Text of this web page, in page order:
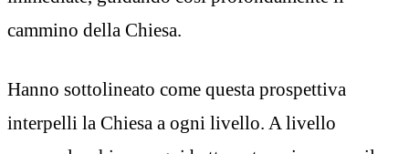
cammino della Chiesa.
Hanno sottolineato come questa prospettiva
interpelli la Chiesa a ogni livello. A livello